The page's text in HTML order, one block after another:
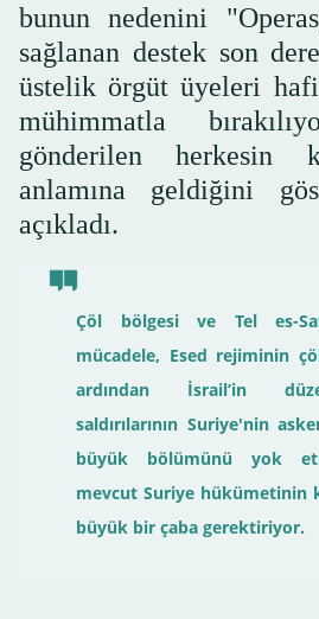
bunun nedenini
sağlanan destek son
üstelik örgüt üyeleri
mühimmatla
gönderilen herkesin
anlamına geldiğini
açıkladı.
Çöl bölgesi ve Tel es-
mücadele, Esed rejiminin
ardından İsrail’in
saldırılarının Suriye'nin
büyük bölümünü yok
mevcut Suriye hükümetinin
büyük bir çaba gerektiriyor.